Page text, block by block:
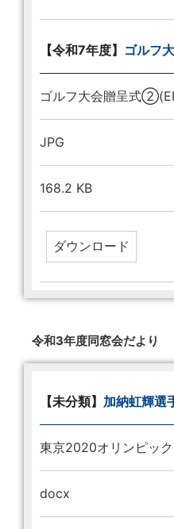
【令和7年度】 ゴルフ
ゴルフ大会贈呈式
JPG
168.2 KB
令和3年度同窓会だより
【未分類】 加納虹輝選
東京2020オリンピッ
docx